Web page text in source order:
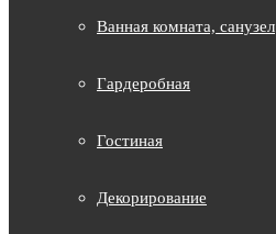
Ванная комната, санузел
Гардеробная
Гостиная
Декорирование